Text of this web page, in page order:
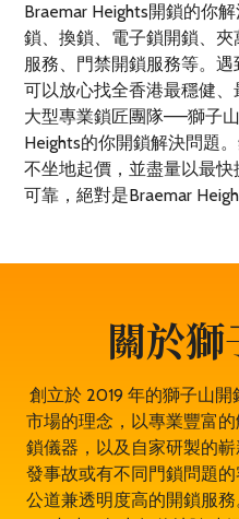
Braemar Heights開鎖的你
鎖、換鎖、電子鎖開鎖、
服務、門禁開鎖服務等。
可以放心找全香港最穩健
大型專業鎖匠團隊——獅子
Heights的你開鎖解決問題
不坐地起價，並盡量以最
可靠，絕對是Braemar
關於
創立於 2019 年的獅子山
市場的理念，以專業豐富
鎖儀器，以及自家研製的
發事故或有不同門鎖問題
公道兼透明度高的開鎖服